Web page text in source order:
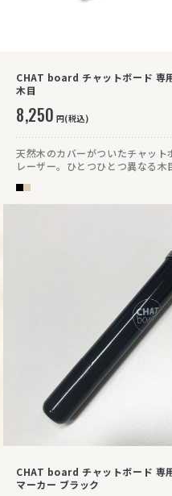
CHAT board チャットボード 専
木目
8,250 円(税込)
天然木のカバーがついたチャット
レーザー。ひとつひとつ異なる木
面に取り付けできます。
CHAT board チャットボード 専
マーカー ブラック